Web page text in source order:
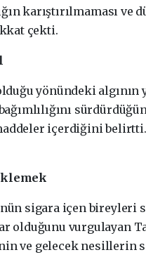
karıştırılmaması ve
çekti.
yönündeki algının
içerdiğini
sigara içen
olduğunu vurgulayan
ve gelecek nesillerin